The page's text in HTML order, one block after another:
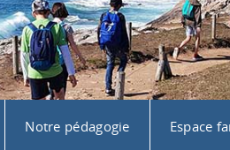
Notre pédagogie Espace